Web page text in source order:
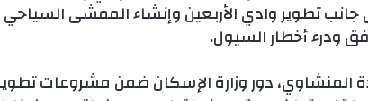
جانب تطوير وادي الأربعين وإنشاء الممشى السياحي
ودرء أخطار السيول.
المنشاوي، دور وزارة الإسكان ضمن مشروعات